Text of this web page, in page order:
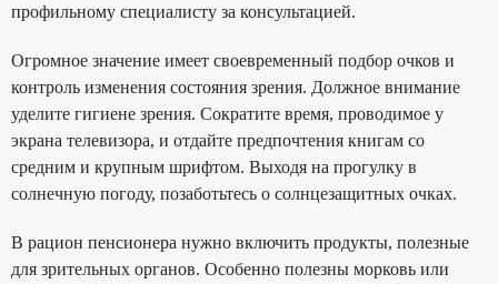
профильному специалисту за консультацией.
Огромное значение имеет своевременный подбор очков и
контроль изменения состояния зрения. Должное внимание
уделите гигиене зрения. Сократите время, проводимое у
экрана телевизора, и отдайте предпочтения книгам со
средним и крупным шрифтом. Выходя на прогулку в
солнечную погоду, позаботьтесь о солнцезащитных очках.
В рацион пенсионера нужно включить продукты, полезные
для зрительных органов. Особенно полезны морковь или